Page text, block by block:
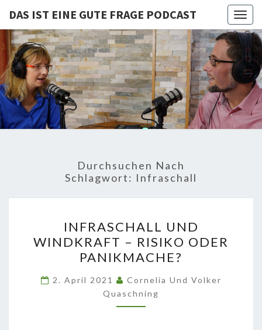
DAS IST EINE GUTE FRAGE PODCAST
DAS IST
EINE
GUTE
FRAGE
PODCAST
Von Cornelia Und
Volker
Quaschning – Der
Podcast Zur
Klimakrise Und
Energierevolution
Energiewende-
Fakten Und
Hintergründe
Durchsuchen Nach
Schlagwort: Infraschall
UND
WINDKRAFT
–
RISIKO
ODER
PANIKMACHE?
INFRASCHALL UND
WINDKRAFT – RISIKO ODER
PANIKMACHE?
2. April 2021
Cornelia Und Volker
Quaschning